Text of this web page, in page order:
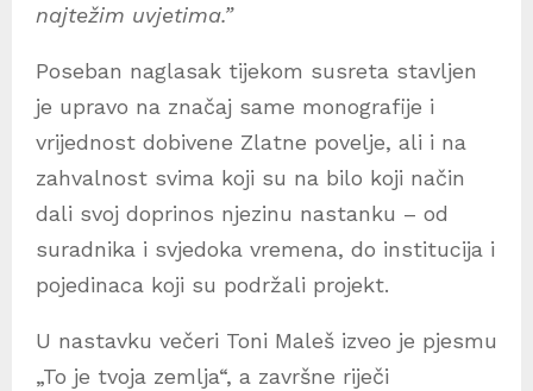
najtežim uvjetima.”
Poseban naglasak tijekom susreta stavljen
je upravo na značaj same monografije i
vrijednost dobivene Zlatne povelje, ali i na
zahvalnost svima koji su na bilo koji način
dali svoj doprinos njezinu nastanku – od
suradnika i svjedoka vremena, do institucija i
pojedinaca koji su podržali projekt.
U nastavku večeri Toni Maleš izveo je pjesmu
„To je tvoja zemlja“, a završne riječi